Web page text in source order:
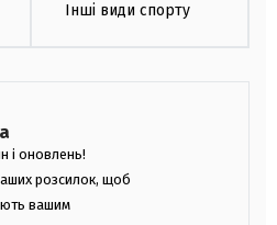
Інші види спорту
і оновлень!
розсилок, щоб
вашим